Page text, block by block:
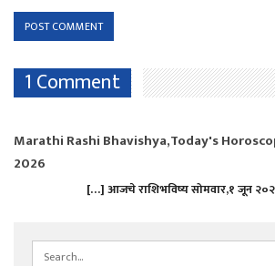
1 Comment
Marathi Rashi Bhavishya,Today's
2026
[…] आजचे राशिभविष्य सोमवार,१ जून